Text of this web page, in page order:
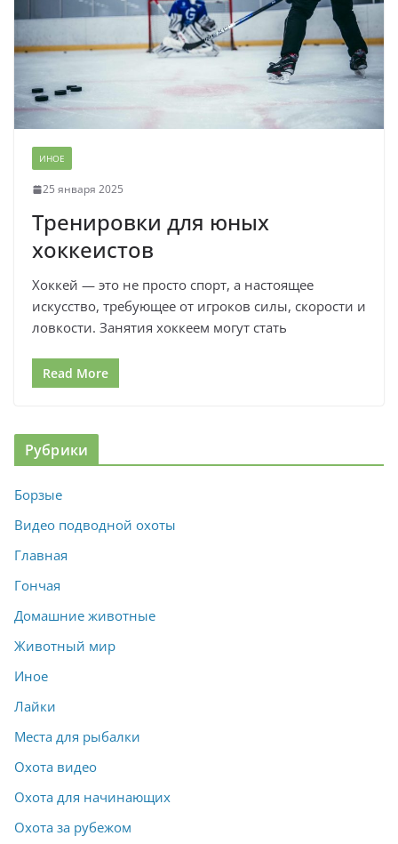
ИНОЕ
25 января 2025
Тренировки для юных
хоккеистов
Хоккей — это не просто спорт, а настоящее
искусство, требующее от игроков силы, скорости и
ловкости. Занятия хоккеем могут стать
Read More
Рубрики
Борзые
Видео подводной охоты
Главная
Гончая
Домашние животные
Животный мир
Иное
Лайки
Места для рыбалки
Охота видео
Охота для начинающих
Охота за рубежом